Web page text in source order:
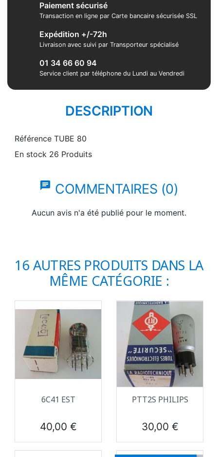
Paiement sécurisé
Transaction en ligne par Carte bancaire sécurisée SSL
Expédition +/-72h
Livraison avec suivi par Transporteur spécialisé
01 34 66 60 94
Service client par téléphone du Lundi au Vendredi
DESCRIPTION
Référence TUBE 80
En stock 26 Produits
chat COMMENTAIRES (0)
Aucun avis n'a été publié pour le moment.
16 AUTRES PRODUITS DANS LA
MÊME CATÉGORIE :
6C41 EST
Prix
40,00 €
PTT2S PHILIPS
Prix
30,00 €